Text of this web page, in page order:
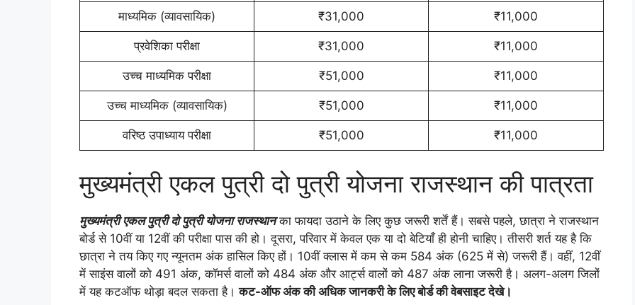
माध्यमिक (व्यावसायिक) ₹31,000 ₹11,000
प्रवेशिका परीक्षा ₹31,000 ₹11,000
उच्च माध्यमिक परीक्षा ₹51,000 ₹11,000
उच्च माध्यमिक (व्यावसायिक) ₹51,000 ₹11,000
वरिष्ठ उपाध्याय परीक्षा ₹51,000 ₹11,000
मुख्यमंत्री एकल पुत्री दो पुत्री योजना राजस्थान की पात्रता
मुख्यमंत्री एकल पुत्री दो पुत्री योजना राजस्थानका फायदा उठाने के लिए कुछ जरूरी शर्तें हैं। सबसे पहले, छात्रा ने राजस्थान
बोर्ड से 10वीं या 12वीं की परीक्षा पास की हो। दूसरा, परिवार में केवल एक या दो बेटियाँ ही होनी चाहिए। तीसरी शर्त यह है कि
छात्रा ने तय किए गए न्यूनतम अंक हासिल किए हों। 10वीं क्लास में कम से कम 584 अंक (625 में से) जरूरी हैं। वहीं, 12वीं
में साइंस वालों को 491 अंक, कॉमर्स वालों को 484 अंक और आर्ट्स वालों को 487 अंक लाना जरूरी है। अलग-अलग जिलों
में यह कटऑफ थोड़ा बदल सकता है।कट-ऑफ अंक की अधिक जानकरी के लिए बोर्ड की वेबसाइट देखे।